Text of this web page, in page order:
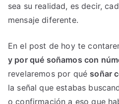
sea su realidad, es decir,
mensaje diferente.
En el post de hoy te
y por qué soñamos con
revelaremos por qué soñar
la señal que estabas
o confirmación a eso que